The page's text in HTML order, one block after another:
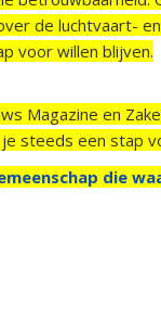
de luchtvaart-
voor willen blijven.
Magazine en
steeds een stap
die